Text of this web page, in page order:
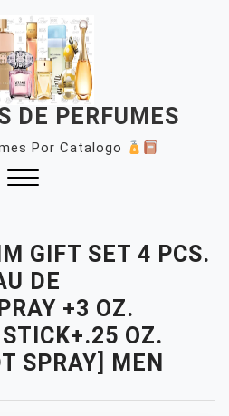
DE PERFUMES
Por Catalogo
GIFT SET 4 PCS.
DE
+3 OZ.
OZ.
SPRAY] MEN